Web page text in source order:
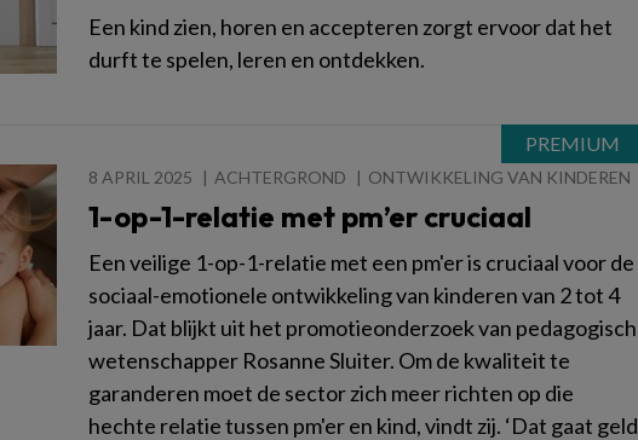
Een kind zien, horen en accepteren zorgt ervoor dat het
durft te spelen, leren en ontdekken.
8 APRIL 2025 ACHTERGROND ONTWIKKELING VAN KINDEREN
1-op-1-relatie met pm’er cruciaal
Een veilige 1-op-1-relatie met een pm'er is cruciaal voor de
sociaal-emotionele ontwikkeling van kinderen van 2 tot 4
jaar. Dat blijkt uit het promotieonderzoek van pedagogisch
wetenschapper Rosanne Sluiter. Om de kwaliteit te
garanderen moet de sector zich meer richten op die
hechte relatie tussen pm'er en kind, vindt zij. ‘Dat gaat geld